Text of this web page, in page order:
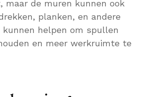
maar de muren kunnen ook
planken, en andere
kunnen helpen om spullen
en meer werkruimte te